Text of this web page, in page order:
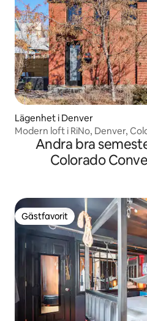
Lägenhet i Denver
Modern loft i RiNo, Denver,
Andra bra
Colorado
Gästfavorit
Gästfavorit